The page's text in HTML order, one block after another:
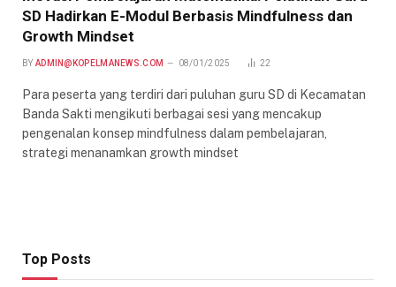
SD Hadirkan E-Modul Berbasis Mindfulness dan
Growth Mindset
BY ADMIN@KOPELMANEWS.COM 08/01/2025 22
Para peserta yang terdiri dari puluhan guru SD di Kecamatan
Banda Sakti mengikuti berbagai sesi yang mencakup
pengenalan konsep mindfulness dalam pembelajaran,
strategi menanamkan growth mindset
Top Posts